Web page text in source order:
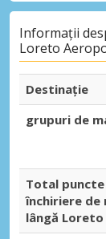
Informații
Loreto
Destinaţie
grupuri de
Total
închiriere de
lângă Loreto